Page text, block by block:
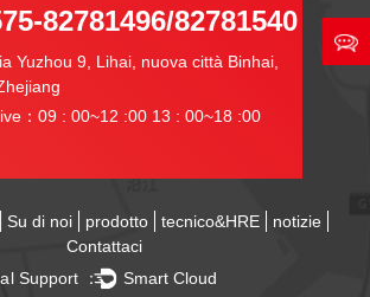
82781496/82781540
Yuzhou 9, Lihai, nuova città Binhai,
：09 : 00~12 :00 13 : 00~18 :00
Su di noi prodotto tecnico&HRE
notizie
Contattaci
Support ： Smart Cloud